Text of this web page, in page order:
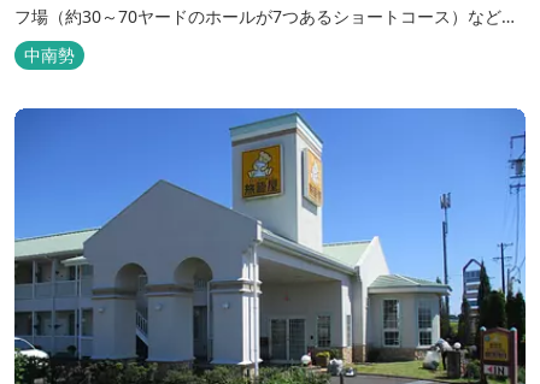
フ場（約30～70ヤードのホールが7つあるショートコース）なども
あります。 目の前の海では、海水浴など安心して楽しめます。周辺
観光地には、伊勢志摩国立公園の玄関口にあたります。
中南勢